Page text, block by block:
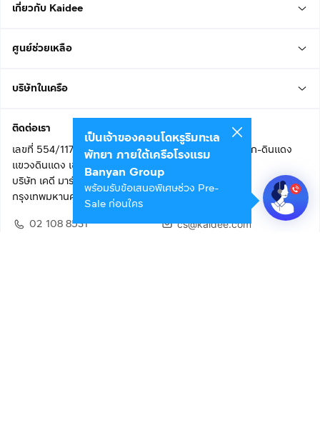
เกี่ยวกับ Kaidee
ศูนย์ช่วยเหลือ
บริษัทในเครือ
ติดต่อเรา
เลขที่ 554/117 อาคารสกายไนน์ เซ็นเตอร์ ชั้น 22 ถนนอโศก-ดินแดง
แขวงดินแดง เขตดินแดง
บริษัท เคดี มาร์เก็ตเพลส จำกัด (สำนักงานใหญ่)
กรุงเทพมหานคร 10400
02 108 8531
cs@kaidee.com
เป็นเจ้าของคอนโดหรูริมทะเล
พัทยา ภายใต้เครือโรงแรม
Banyan Group
พร้อมรับข้อเสนอพิเศษช่วง Pre-
Sale ก่อนใคร